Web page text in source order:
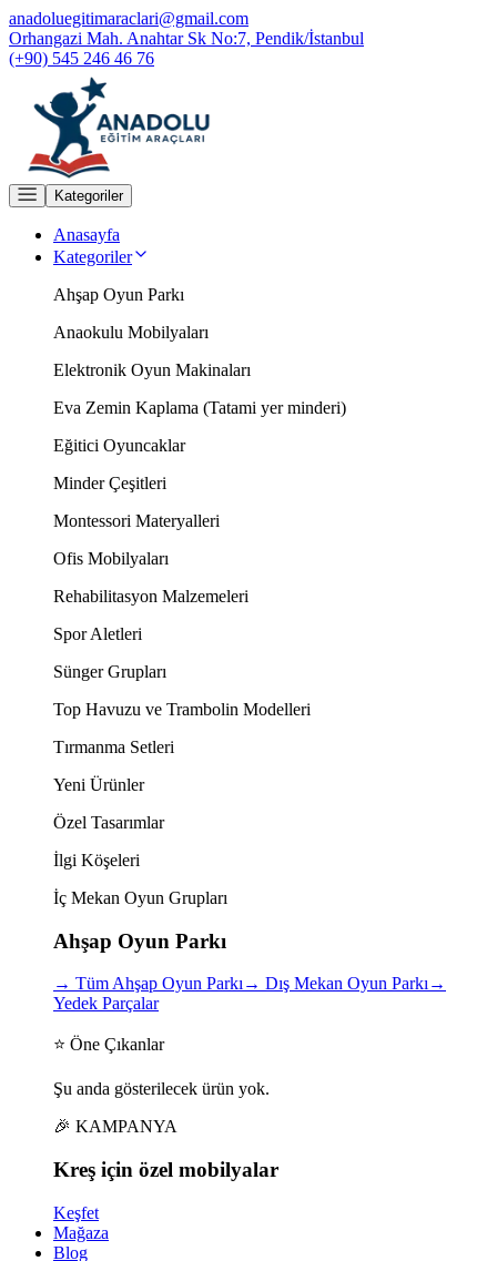
anadoluegitimaraclari@gmail.com
Orhangazi Mah. Anahtar Sk No:7, Pendik/İstanbul
(+90) 545 246 46 76
Kategoriler
Anasayfa
Kategoriler
Ahşap Oyun Parkı
Anaokulu Mobilyaları
Elektronik Oyun Makinaları
Eva Zemin Kaplama (Tatami yer minderi)
Eğitici Oyuncaklar
Minder Çeşitleri
Montessori Materyalleri
Ofis Mobilyaları
Rehabilitasyon Malzemeleri
Spor Aletleri
Sünger Grupları
Top Havuzu ve Trambolin Modelleri
Tırmanma Setleri
Yeni Ürünler
Özel Tasarımlar
İlgi Köşeleri
İç Mekan Oyun Grupları
Ahşap Oyun Parkı
→ Tüm Ahşap Oyun Parkı→ Dış Mekan Oyun Parkı→
Yedek Parçalar
⭐ Öne Çıkanlar
Şu anda gösterilecek ürün yok.
🎉 KAMPANYA
Kreş için özel mobilyalar
Keşfet
Mağaza
Blog